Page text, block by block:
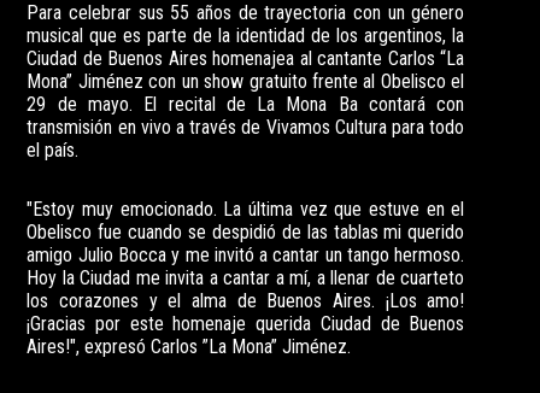
Para celebrar sus 55 años de trayectoria con un género
musical que es parte de la identidad de los argentinos, la
Ciudad de Buenos Aires homenajea al cantante Carlos “La
Mona” Jiménez con un show gratuito frente al Obelisco el
29 de mayo. El recital de La Mona Ba contará con
transmisión en vivo a través de Vivamos Cultura para todo
el país.
"Estoy muy emocionado. La última vez que estuve en el
Obelisco fue cuando se despidió de las tablas mi querido
amigo Julio Bocca y me invitó a cantar un tango hermoso.
Hoy la Ciudad me invita a cantar a mí, a llenar de cuarteto
los corazones y el alma de Buenos Aires. ¡Los amo!
¡Gracias por este homenaje querida Ciudad de Buenos
Aires!", expresó Carlos ”La Mona” Jiménez.